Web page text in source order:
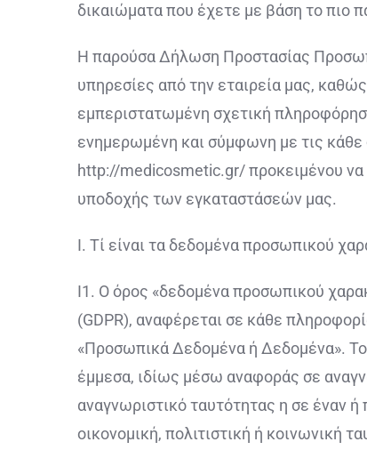
δικαιώματα που έχετε με βάση το πιο
Η παρούσα Δήλωση Προστασίας
υπηρεσίες από την εταιρεία μας,
εμπεριστατωμένη σχετική
ενημερωμένη και σύμφωνη με τις κάθε
http://medicosmetic.gr/ προκειμένου να
υποδοχής των εγκαταστάσεών μας.
Ι. Τί είναι τα δεδομένα προσωπικού
Ι1. Ο όρος «δεδομένα προσωπικού
(GDPR), αναφέρεται σε κάθε
«Προσωπικά Δεδομένα ή Δεδομένα». Το
έμμεσα, ιδίως μέσω αναφοράς σε
αναγνωριστικό ταυτότητας η σε έναν
οικονομική, πολιτιστική ή κοινωνική